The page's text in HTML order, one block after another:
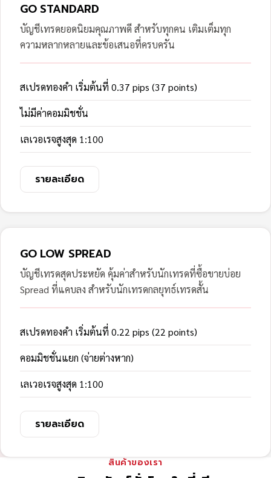
GO STANDARD
บัญชีเทรดยอดนิยมคุณภาพดี สำหรับทุกคน เติมเต็มทุก
ความหลากหลายและข้อเสนอที่ครบครัน
สเปรดทองคำ เริ่มต้นที่ 0.37 pips (37 points)
ไม่มีค่าคอมมิชชั่น
เลเวอเรจสูงสุด 1:100
รายละเอียด
GO LOW SPREAD
บัญชีเทรดสุดประหยัด คุ้มค่าสำหรับนักเทรดที่ซื้อขายบ่อย
Spread ที่แคบลง สำหรับนักเทรดกลยุทธ์เทรดสั้น
สเปรดทองคำ เริ่มต้นที่ 0.22 pips (22 points)
คอมมิชชั่นแยก (จ่ายต่างหาก)
เลเวอเรจสูงสุด 1:100
รายละเอียด
สินค้าของเรา